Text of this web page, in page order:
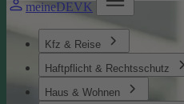
meineDEVK
Kfz & Reise
Haftpflicht & Rechtsschutz
Haus & Wohnen